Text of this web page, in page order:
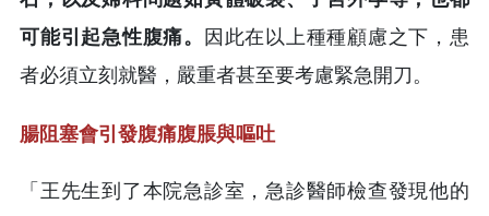
可能引起急性腹痛。
因此在以上種種顧慮之下，患
者必須立刻就醫，嚴重者甚至要考慮緊急開刀。
腸阻塞會引發腹痛腹脹與嘔吐
「王先生到了本院急診室，急診醫師檢查發現他的